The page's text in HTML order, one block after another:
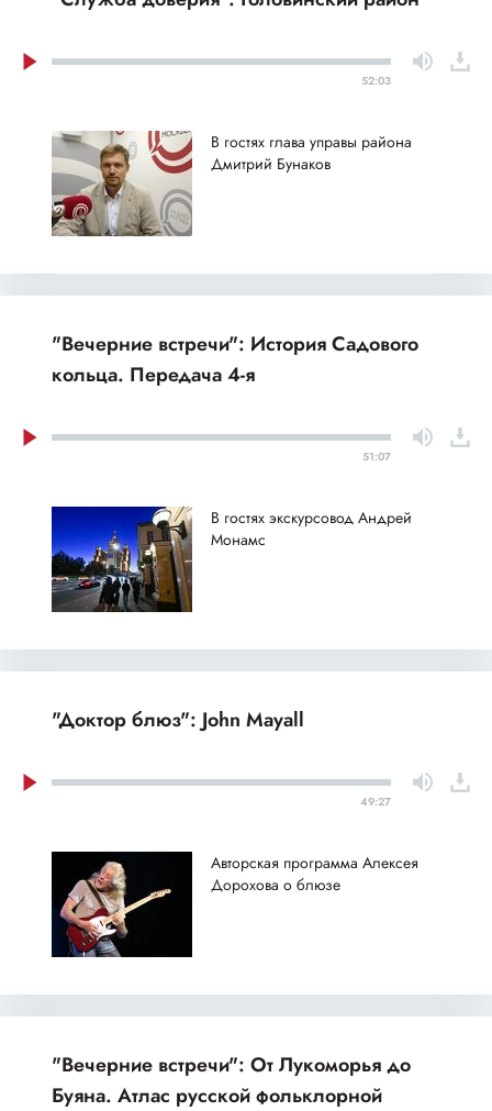
52:03
В гостях глава управы района
Дмитрий Бунаков
"Вечерние встречи": История Садового
кольца. Передача 4-я
51:07
В гостях экскурсовод Андрей
Монамс
"Доктор блюз": John Mayall
49:27
Авторская программа Алексея
Дорохова о блюзе
"Вечерние встречи": От Лукоморья до
Буяна. Атлас русской фольклорной